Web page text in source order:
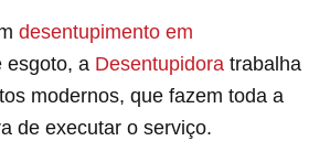
desentupimento em
esgoto, a Desentupidora trabalha
modernos, que fazem toda a
de executar o serviço.